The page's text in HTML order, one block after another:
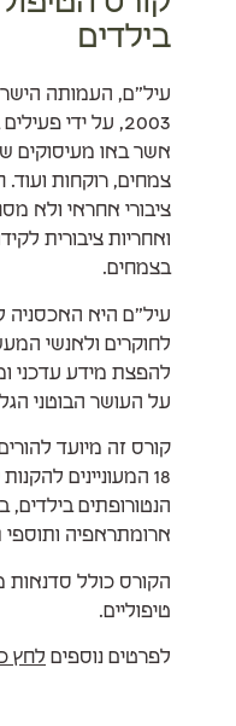
בילדים
עיל”ם, העמותה
2003, על ידי
אשר באו מעיסוקים
צמחים, רוקחות ועוד.
ציבורי אחראי ולא
ואחריות ציבורית
בצמחים.
עיל”ם היא האכסניה
לחוקרים ולאנשי
להפצת מידע עדכני
על העושר הבוטני
18 המעוניינים
הנטורופתים בילדים,
ארומתראפיה ותוספי
הקורס כולל סדנאות
טיפוליים.
לפרטים נוספיםלחץ